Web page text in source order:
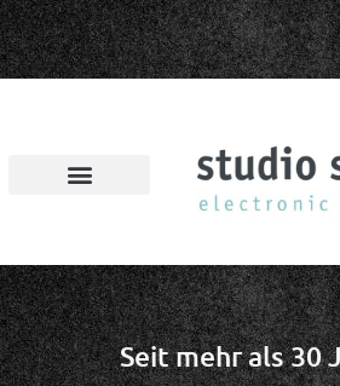
Seit mehr als 30